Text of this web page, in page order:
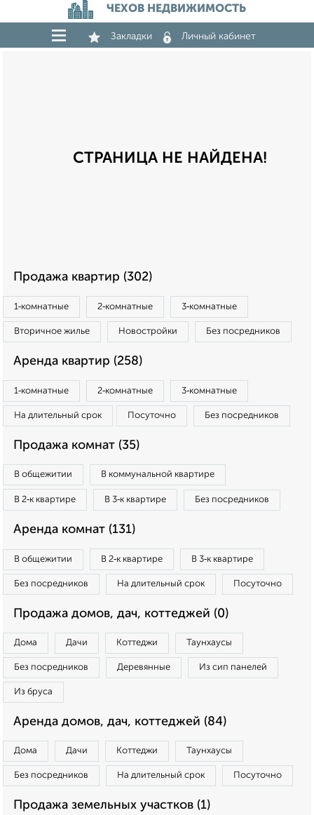
ЧЕХОВ НЕДВИЖИМОСТЬ
Закладки Личный кабинет
СТРАНИЦА НЕ НАЙДЕНА!
Продажа квартир (302)
1‑комнатные 2‑комнатные 3‑комнатные
Вторичное жилье Новостройки Без посредников
Аренда квартир (258)
1‑комнатные 2‑комнатные 3‑комнатные
На длительный срок Посуточно Без посредников
Продажа комнат (35)
В общежитии В коммунальной квартире
В 2‑к квартире В 3‑к квартире Без посредников
Аренда комнат (131)
В общежитии В 2‑к квартире В 3‑к квартире
Без посредников На длительный срок Посуточно
Продажа домов, дач, коттеджей (0)
Дома Дачи Коттеджи Таунхаусы
Без посредников Деревянные Из сип панелей
Из бруса
Аренда домов, дач, коттеджей (84)
Дома Дачи Коттеджи Таунхаусы
Без посредников На длительный срок Посуточно
Продажа земельных участков (1)